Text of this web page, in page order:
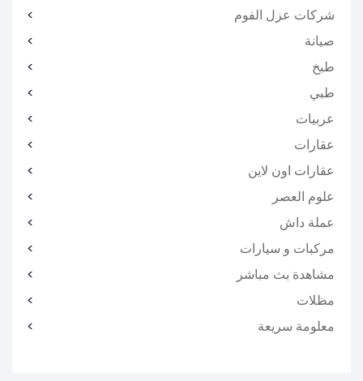
شركات عزل الفوم
صيانة
طبخ
طبي
عربيات
عقارات
عقارات اون لاين
علوم العصر
عملة داش
مركبات و سيارات
مشاهدة بث مباشر
مظلات
معلومة سريعة